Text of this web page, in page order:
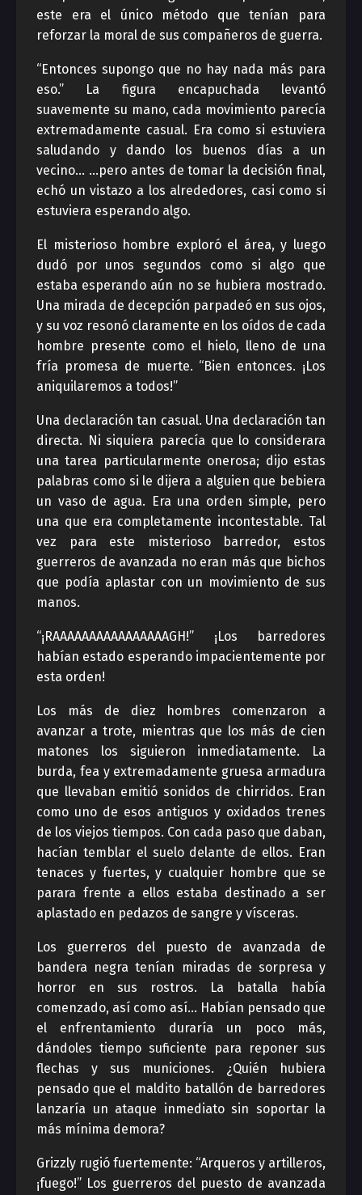
este era el único método que tenían para
reforzar la moral de sus compañeros de guerra.
“Entonces supongo que no hay nada más para
eso.” La figura encapuchada levantó
suavemente su mano, cada movimiento parecía
extremadamente casual. Era como si estuviera
saludando y dando los buenos días a un
vecino… …pero antes de tomar la decisión final,
echó un vistazo a los alrededores, casi como si
estuviera esperando algo.
El misterioso hombre exploró el área, y luego
dudó por unos segundos como si algo que
estaba esperando aún no se hubiera mostrado.
Una mirada de decepción parpadeó en sus ojos,
y su voz resonó claramente en los oídos de cada
hombre presente como el hielo, lleno de una
fría promesa de muerte. “Bien entonces. ¡Los
aniquilaremos a todos!”
Una declaración tan casual. Una declaración tan
directa. Ni siquiera parecía que lo considerara
una tarea particularmente onerosa; dijo estas
palabras como si le dijera a alguien que bebiera
un vaso de agua. Era una orden simple, pero
una que era completamente incontestable. Tal
vez para este misterioso barredor, estos
guerreros de avanzada no eran más que bichos
que podía aplastar con un movimiento de sus
manos.
“¡RAAAAAAAAAAAAAAAAGH!” ¡Los barredores
habían estado esperando impacientemente por
esta orden!
Los más de diez hombres comenzaron a
avanzar a trote, mientras que los más de cien
matones los siguieron inmediatamente. La
burda, fea y extremadamente gruesa armadura
que llevaban emitió sonidos de chirridos. Eran
como uno de esos antiguos y oxidados trenes
de los viejos tiempos. Con cada paso que daban,
hacían temblar el suelo delante de ellos. Eran
tenaces y fuertes, y cualquier hombre que se
parara frente a ellos estaba destinado a ser
aplastado en pedazos de sangre y vísceras.
Los guerreros del puesto de avanzada de
bandera negra tenían miradas de sorpresa y
horror en sus rostros. La batalla había
comenzado, así como así… Habían pensado que
el enfrentamiento duraría un poco más,
dándoles tiempo suficiente para reponer sus
flechas y sus municiones. ¿Quién hubiera
pensado que el maldito batallón de barredores
lanzaría un ataque inmediato sin soportar la
más mínima demora?
Grizzly rugió fuertemente: “Arqueros y artilleros,
¡fuego!” Los guerreros del puesto de avanzada